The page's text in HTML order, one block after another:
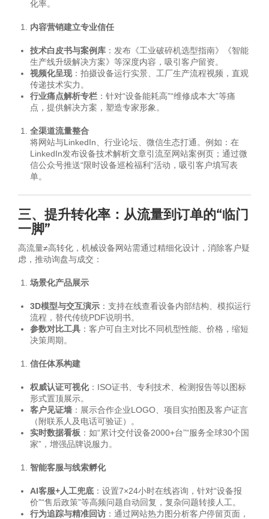
化率。
内容营销建立专业信任
技术白皮书与案例库 ：发布《工业破碎机选型指南》《智能
生产线升级解决方案》等深度内容，吸引客户留资。
视频化呈现：拍摄设备运行实景、工厂生产流程视频，直观
传递技术实力。
行业痛点解析专栏 ：针对“设备能耗高”“维修成本大”等痛
点，提供解决方案，塑造专家形象。
全渠道流量整合
将网站与LinkedIn、行业论坛、微信生态打通。例如：在
LinkedIn发布设备技术解析文章引流至网站案例页；通过微
信公众号推送“限时设备巡检福利”活动，吸引客户填写表
单。
三、提升转化率：从流量到订单的“临门
一脚”
高流量≠高转化，机械设备网站需通过精细化设计，消除客户疑
虑，推动询盘与成交：
场景化产品展示
3D模型与交互演示 ：支持在线查看设备内部结构、模拟运行
流程，替代传统PDF说明书。
参数对比工具 ：客户可自主对比不同机型性能、价格，缩短
决策周期。
信任体系构建
权威认证可视化：ISO证书、专利技术、检测报告等以图标
形式置顶展示。
客户见证墙 ：展示合作企业LOGO、项目实拍图及客户证言
（附联系人及电话可验证）。
实时数据看板 ：如“累计交付设备2000+台”“服务全球30个国
家”，增强品牌说服力。
智能客服与线索孵化
AI客服+人工兜底 ：设置7×24小时在线咨询，针对“设备报
价”“售后政策”等高频问题自动回复，复杂问题转接人工。
行为追踪与精准回访 ：通过网站热力图分析客户停留页面，